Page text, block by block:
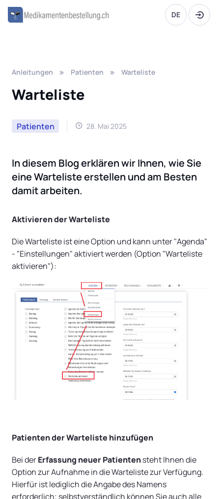
DE
Anleitungen Patienten Warteliste
Warteliste
Patienten 28. Mai 2025
In diesem Blog erklären wir Ihnen, wie Sie
eine Warteliste erstellen und am Besten
damit arbeiten.
Aktivieren der Warteliste
Die Warteliste ist eine Option und kann unter "Agenda"
- "Einstellungen" aktiviert werden (Option "Warteliste
aktivieren"):
Patienten der Warteliste hinzufügen
Bei derErfassung neuer Patientensteht Ihnen die
Option zur Aufnahme in die Warteliste zur Verfügung.
Hierfür ist lediglich die Angabe des Namens
erforderlich; selbstverständlich können Sie auch alle